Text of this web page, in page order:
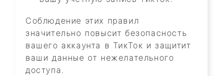
Соблюдение этих правил
значительно повысит безопасность
вашего аккаунта в ТикТок и защитит
ваши данные от нежелательного
доступа.